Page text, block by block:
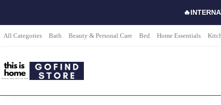
All Categories Bath Beauty & Personal Care Bed Home Essentials